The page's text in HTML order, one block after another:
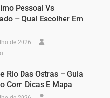
Pessoal Vs
– Qual Escolher Em
de 2026
Rio Das Ostras – Guia
Com Dicas E Mapa